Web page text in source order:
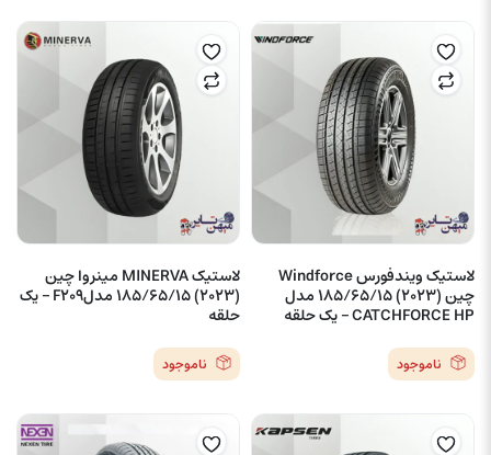
لاستیک ویندفورس Windforce
چین (2023) 185/65/15 مدل
CATCHFORCE HP – یک حلقه
ناموجود
لاستیک MINERVA مینروا چین
(2023) 185/65/15 مدلF209 – یک
حلقه
ناموجود